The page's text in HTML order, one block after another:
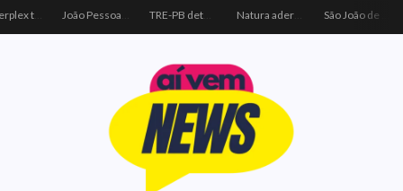
Centerplex traz o combo mais aguardado dos oceanos para estreia de Moana TRE-PB determina remoção de vídeo de Cícero por uso indevido de programa público Natura adere à coalizão do Código de Defesa e Inclusão do Consumidor Negro